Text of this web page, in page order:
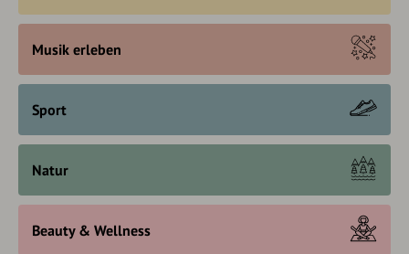
Musik erleben
Sport
Natur
Beauty & Wellness